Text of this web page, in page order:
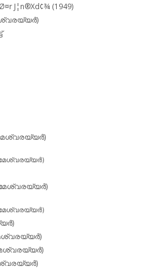
J¦n®Xd¢¾ (1949)